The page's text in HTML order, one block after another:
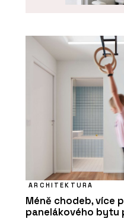
PRODUKTY
Atypické
ČLÁNKY
ARCHITEKTURA
Méně chodeb, více
panelákového